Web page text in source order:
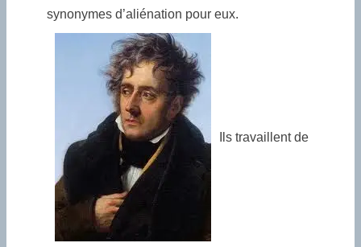
synonymes d’aliénation pour eux.
Ils travaillent de